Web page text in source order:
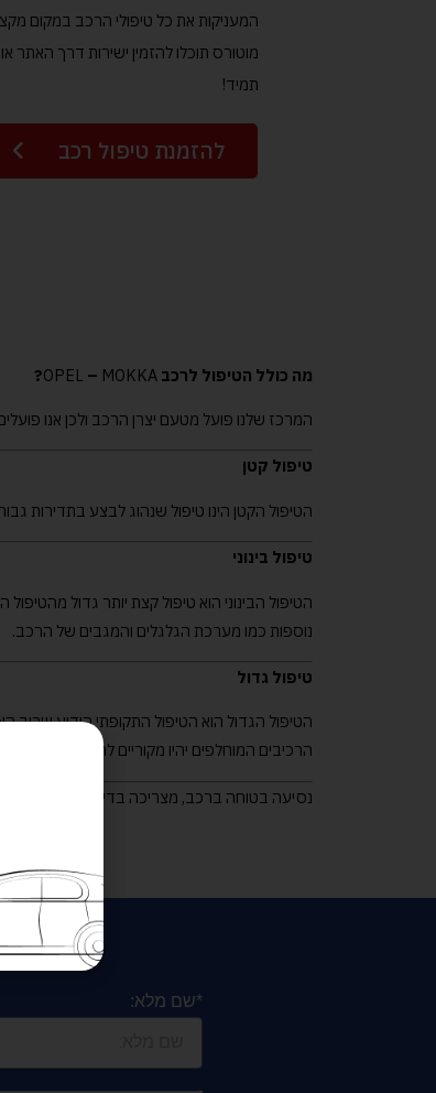
המעניקות את כל טיפולי הרכב במקום
מוטורס תוכלו להזמין ישירות דרך האתר
תמיד!
להזמנת טיפול רכב
מה כולל הטיפול לרכב OPEL – MOKKA
?
המרכז שלנו פועל מטעם יצרן הרכב ולכן אנו
טיפול קטן
הטיפול הקטן הינו טיפול שנהוג לבצע בתדירות
טיפול בינוני
הטיפול הבינוני הוא טיפול קצת יותר גדול
נוספות כמו מערכת הגלגלים והמגבים של הרכב.
טיפול גדול
הטיפול הגדול הוא הטיפול התקופתי הידוע
הרכיבים המוחלפים יהיו מקוריים לרכב ה –
נסיעה בטוחה ברכב, מצריכה בדיקה והחלפה של
*שם מלא: